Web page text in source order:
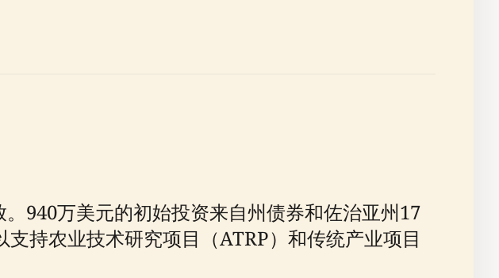
940万美元的初始投资来自州债券和佐治亚州17
持农业技术研究项目（ATRP）和传统产业项目